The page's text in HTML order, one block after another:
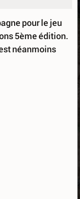
pour le jeu
5ème édition.
néanmoins